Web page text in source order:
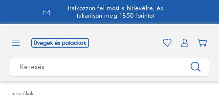
Iratkozzon fel most a hírlevélre, és
takarítson meg 1850 forintot
Tartozékok